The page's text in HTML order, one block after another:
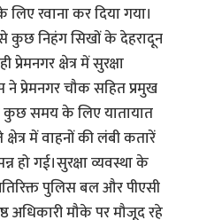
लिए रवाना कर दिया गया।
कुछ निहंग सिखों के देहरादून
क्षेत्र में सुरक्षा
प्रेमनगर चौक सहित प्रमुख
कुछ समय के लिए यातायात
में वाहनों की लंबी कतारें
हो गई।सुरक्षा व्यवस्था के
पुलिस बल और पीएसी
अधिकारी मौके पर मौजूद रहे